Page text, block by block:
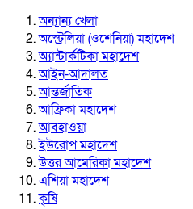
অন্যান্য খেলা
অস্ট্রেলিয়া (ওশেনিয়া) মহাদেশ
অ্যান্টার্কটিকা মহাদেশ
আইন-আদালত
আন্তর্জাতিক
আফ্রিকা মহাদেশ
আবহাওয়া
ইউরোপ মহাদেশ
উত্তর আমেরিকা মহাদেশ
এশিয়া মহাদেশ
কৃষি